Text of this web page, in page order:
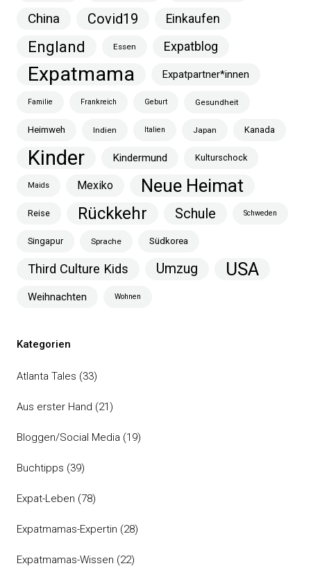
China
Covid19 Einkaufen
England Essen Expatblog
Expatmama Expatpartner*innen
Familie Frankreich Geburt Gesundheit
Heimweh Indien Italien Japan Kanada
Kinder Kindermund Kulturschock
Maids Mexiko Neue Heimat
Reise Rückkehr Schule Schweden
Singapur Sprache Südkorea
Third Culture Kids Umzug USA
Weihnachten Wohnen
Kategorien
Atlanta Tales (33)
Aus erster Hand (21)
Bloggen/Social Media (19)
Buchtipps (39)
Expat-Leben (78)
Expatmamas-Expertin (28)
Expatmamas-Wissen (22)